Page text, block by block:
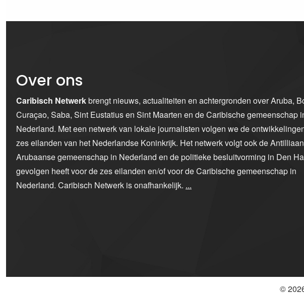
Over ons
Caribisch Netwerkbrengt nieuws, actualiteiten en achtergronden over Aruba,
Curaçao, Saba, Sint Eustatius en Sint Maarten en de Caribische gemeenschap
Nederland. Met een netwerk van lokale journalisten volgen we de
zes eilanden van het Nederlandse Koninkrijk. Het netwerk volgt ook de
Arubaanse gemeenschap in Nederland en de politieke besluitvorming in Den
gevolgen heeft voor de zes eilanden en/of voor de Caribische gemeenschap in
Nederland. Caribisch Netwerk is onafhankelijk. ...
©